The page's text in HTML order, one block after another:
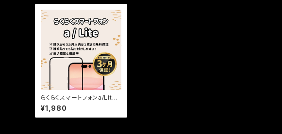
らくらくスマートフォンa/Lite
【高光沢】保証付きガラスフィ
ルム『鎧』全面フルカバー
¥1,980